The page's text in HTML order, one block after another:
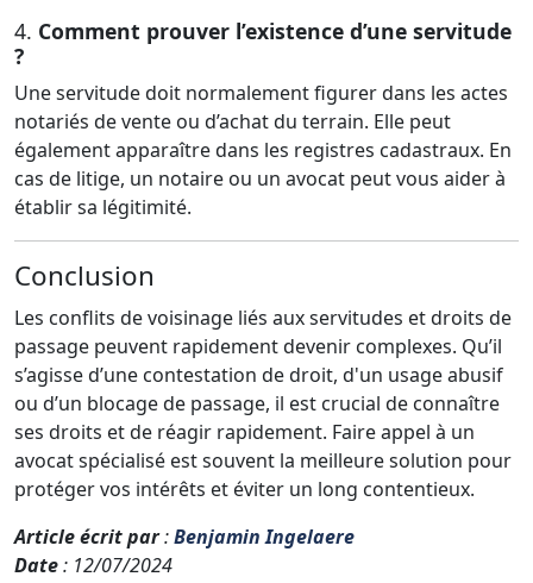
4. Comment prouver l’existence d’une servitude
?
Une servitude doit normalement figurer dans les actes
notariés de vente ou d’achat du terrain. Elle peut
également apparaître dans les registres cadastraux. En
cas de litige, un notaire ou un avocat peut vous aider à
établir sa légitimité.
Conclusion
Les conflits de voisinage liés aux servitudes et droits de
passage peuvent rapidement devenir complexes. Qu’il
s’agisse d’une contestation de droit, d'un usage abusif
ou d’un blocage de passage, il est crucial de connaître
ses droits et de réagir rapidement. Faire appel à un
avocat spécialisé est souvent la meilleure solution pour
protéger vos intérêts et éviter un long contentieux.
Article écrit par:Benjamin Ingelaere
Date: 12/07/2024